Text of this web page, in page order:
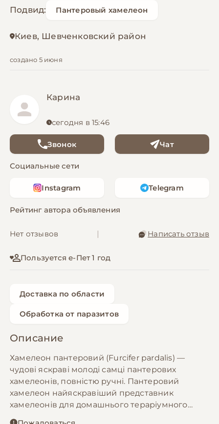
Подвид: Пантеровый хамелеон
Киев, Шевченковский район
создано 5 июня
Карина
сегодня в 15:46
Звонок Чат
Социальные сети
Instagram Telegram
Рейтинг автора объявления
Нет отзывов Написать отзыв
Пользуется е-Пет 1 год
Доставка по области
Обработка от паразитов
Описание
Хамелеон пантеровий (Furcifer pardalis) —
чудові яскраві молоді самці пантерових
хамелеонів, повністю ручні. Пантеровий
хамелеон найяскравіший представник
хамелеонів для домашнього тераріумного